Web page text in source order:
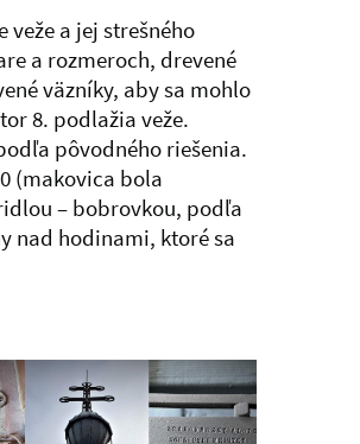
a jej strešného
a rozmeroch, drevené
väzníky, aby sa mohlo
8. podlažia veže.
pôvodného riešenia.
(makovica bola
– bobrovkou, podľa
nad hodinami, ktoré sa